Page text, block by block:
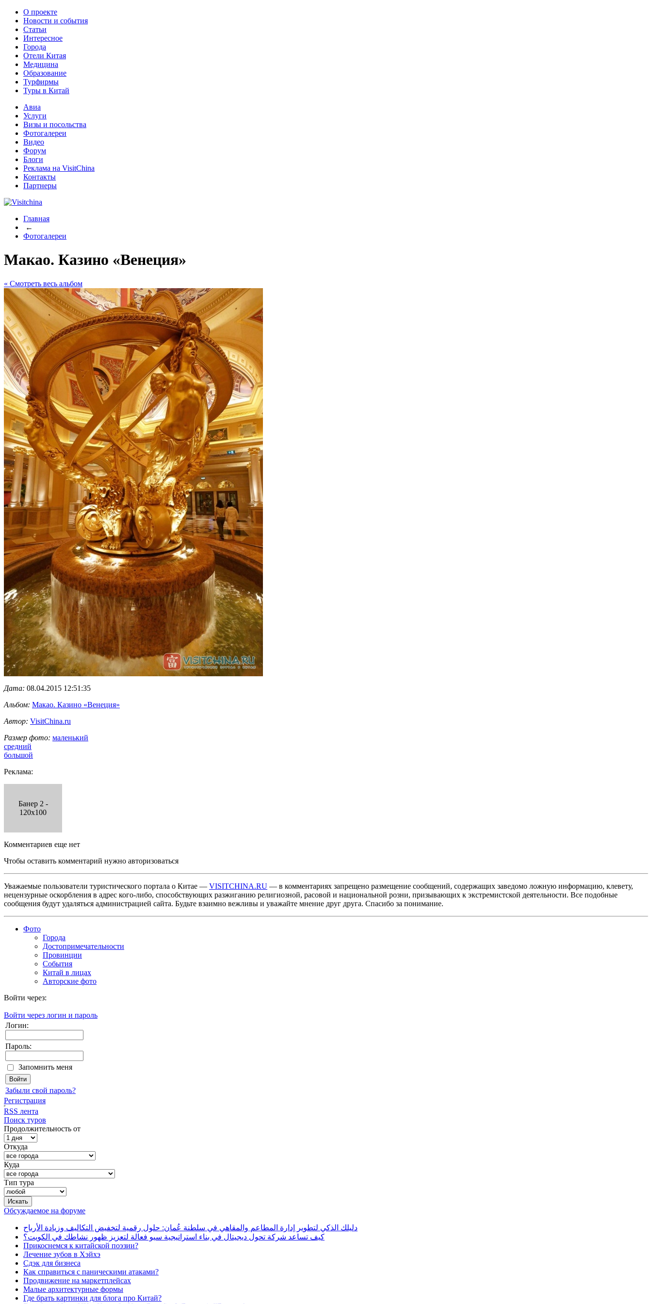
О проекте
Новости и события
Статьи
Интересное
Города
Отели Китая
Медицина
Образование
Турфирмы
Туры в Китай
Авиа
Услуги
Визы и посольства
Фотогалереи
Видео
Форум
Блоги
Реклама на VisitChina
Контакты
Партнеры
Главная
←
Фотогалереи
Макао. Казино «Венеция»
« Cмотреть весь альбом
Дата: 08.04.2015 12:51:35
Альбом: Макао. Казино «Венеция»
Автор: VisitChina.ru
Размер фото: маленький
средний
большой
Реклама:
Банер 2 -
120x100
Комментариев еще нет
Чтобы оставить комментарий нужно авторизоваться
Уважаемые пользователи туристического портала о Китае — VISITCHINA.RU — в комментариях запрещено размещение сообщений, содержащих заведомо ложную информацию, клевету,
нецензурные оскорбления в адрес кого-либо, способствующих разжиганию религиозной, расовой и национальной розни, призывающих к экстремистской деятельности. Все подобные
сообщения будут удаляться администрацией сайта. Будьте взаимно вежливы и уважайте мнение друг друга. Спасибо за понимание.
Фото
Города
Достопримечательности
Провинции
События
Китай в лицах
Авторские фото
Войти через:
Войти через логин и пароль
Логин:
Пароль:
Запомнить меня
Забыли свой пароль?
Регистрация
RSS лента
Поиск туров
Продолжительность от
Откуда
Куда
Тип тура
Обсуждаемое на форуме
دليلك الذكي لتطوير إدارة المطاعم والمقاهي في سلطنة عُمان: حلول رقمية لتخفيض التكاليف وزيادة الأرباح
كيف تساعد شركة تحول ديجيتال في بناء استراتيجية سيو فعالة لتعزيز ظهور نشاطك في الكويت؟
Прикоснемся к китайской поэзии?
Лечение зубов в Хэйхэ
Сдэк для бизнеса
Как справиться с паническими атаками?
Продвижение на маркетплейсах
Малые архитектурные формы
Где брать картинки для блога про Китай?